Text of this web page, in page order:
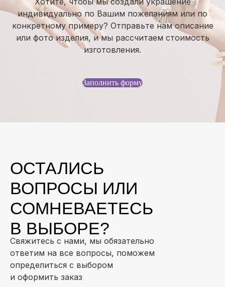
индивидуально по Вашим пожеланиям или по
конкретному примеру? Отправьте нам описание
или фото изделия, и мы рассчитаем стоимость
изготовления.
Заполнить форму
Свяжитесь с нами, мы обязательно
ответим на все вопросы, поможем
определиться с выбором
и оформить заказ
ОСТАЛИСЬ
ВОПРОСЫ ИЛИ
СОМНЕВАЕТЕСЬ
В ВЫБОРЕ?